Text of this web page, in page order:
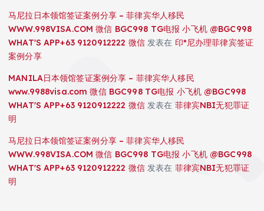
马尼拉日本领馆签证案例分享 – 菲律宾华人移民
WWW.998VISA.COM 微信 BGC998 TG电报 小飞机 @BGC998
WHAT'S APP+63 9120912222 微信发表在 印*尼办理菲律宾签证
案例分享
MANILA日本领馆签证案例分享 – 菲律宾华人移民
www.9988visa.com 微信 BGC998 TG电报 小飞机 @BGC998
WHAT'S APP+63 9120912222 微信发表在 菲律宾NBI无犯罪证
明
马尼拉日本领馆签证案例分享 – 菲律宾华人移民
WWW.998VISA.COM 微信 BGC998 TG电报 小飞机 @BGC998
WHAT'S APP+63 9120912222 微信发表在 菲律宾NBI无犯罪证
明